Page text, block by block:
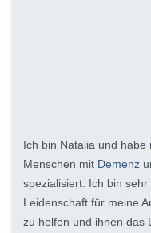
Ich bin Natalia und habe
Menschen mit Demenz
spezialisiert. Ich bin
Leidenschaft für meine
zu helfen und ihnen das